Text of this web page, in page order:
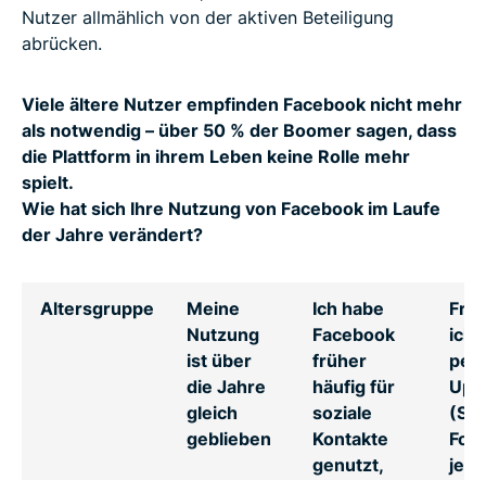
Nutzer allmählich von der aktiven Beteiligung
abrücken.
Viele ältere Nutzer empfinden Facebook nicht mehr
als notwendig – über 50 % der Boomer sagen, dass
die Plattform in ihrem Leben keine Rolle mehr
spielt.
Wie hat sich Ihre Nutzung von Facebook im Laufe
der Jahre verändert?
Altersgruppe
Meine
Nutzung
ist über
die Jahre
gleich
geblieben
Ich habe
Facebook
früher
häufig für
soziale
Kontakte
genutzt,
ich